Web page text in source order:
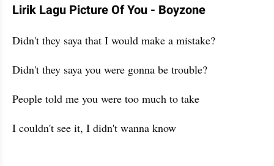
Lirik Lagu Picture Of You - Boyzone
Didn't they saya that I would make a mistake?
Didn't they saya you were gonna be trouble?
People told me you were too much to take
I couldn't see it, I didn't wanna know